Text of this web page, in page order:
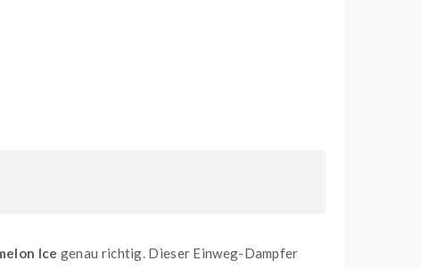
Ice genau richtig. Dieser Einweg-Dampfer